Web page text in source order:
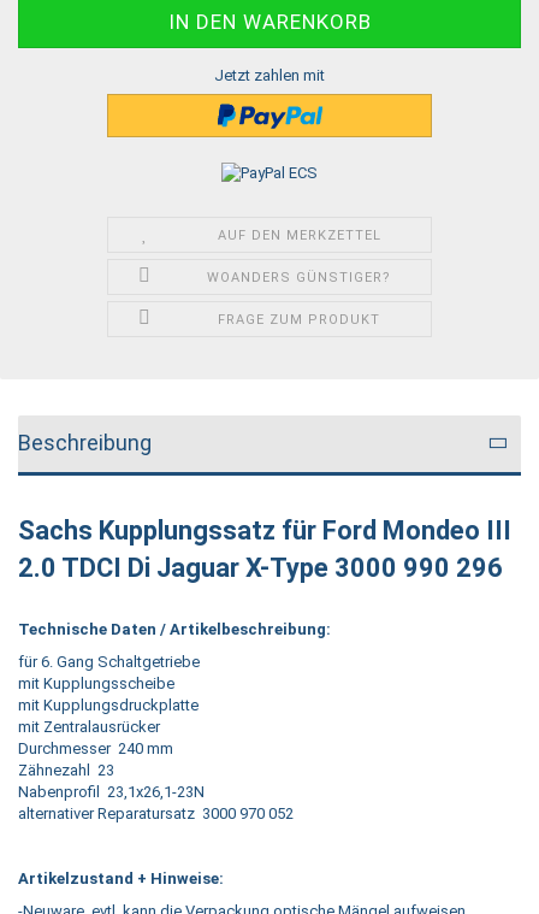
Jetzt zahlen mit
AUF DEN MERKZETTEL
WOANDERS GÜNSTIGER?
FRAGE ZUM PRODUKT
Beschreibung
Sachs Kupplungssatz für Ford Mondeo III
2.0 TDCI Di Jaguar X-Type 3000 990 296
Technische Daten / Artikelbeschreibung:
für 6. Gang Schaltgetriebe
mit Kupplungsscheibe
mit Kupplungsdruckplatte
mit Zentralausrücker
Durchmesser 240 mm
Zähnezahl 23
Nabenprofil 23,1x26,1-23N
alternativer Reparatursatz 3000 970 052
Artikelzustand + Hinweise: